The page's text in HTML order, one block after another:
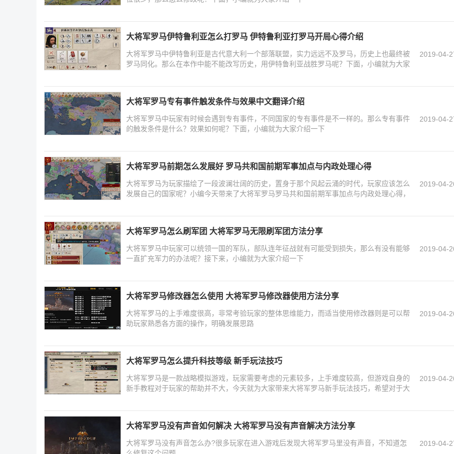
大将军罗马伊特鲁利亚怎么打罗马 伊特鲁利亚打罗马开局心得介绍
大将军罗马中伊特鲁利亚是古代意大利一个部落联盟，实力远远不及罗马，历史上也最终被
罗马同化。那么在本作中能不能改写历史，用伊特鲁利亚战胜罗马呢？下面，小编就为大家
2019-04-
大将军罗马专有事件触发条件与效果中文翻译介绍
大将军罗马中玩家有时候会遇到专有事件，不同国家的专有事件是不一样的。那么专有事件
的触发条件是什么？效果如何呢？下面，小编就为大家介绍一下
2019-04-
大将军罗马前期怎么发展好 罗马共和国前期军事加点与内政处理心得
大将军罗马为玩家描绘了一段波澜壮阔的历史，置身于那个风起云涌的时代，玩家应该怎么
发展自己的国家呢？小编今天带来了大将军罗马罗马共和国前期军事加点与内政处理心得，
2019-04-
大将军罗马怎么刷军团 大将军罗马无限刷军团方法分享
大将军罗马中玩家可以统领一国的军队，部队连年征战就有可能受到损失，那么有没有能够
一直扩充军力的办法呢？接下来，小编就为大家介绍一下
2019-04-
大将军罗马修改器怎么使用 大将军罗马修改器使用方法分享
大将军罗马的上手难度很高，非常考验玩家的整体思维能力，而适当使用修改器则是可以帮
助玩家熟悉各方面的操作，明确发展思路
2019-04-
大将军罗马怎么提升科技等级 新手玩法技巧
大将军罗马是一款战略模拟游戏，玩家需要考虑的元素较多，上手难度较高，但游戏自身的
新手教程对于玩家的帮助并不大，今天就为大家带来大将军罗马新手玩法技巧，希望对于大
2019-04-
大将军罗马没有声音如何解决 大将军罗马没有声音解决方法分享
大将军罗马没有声音怎么办?很多玩家在进入游戏后发现大将军罗马里没有声音，不知道怎
2019-04-